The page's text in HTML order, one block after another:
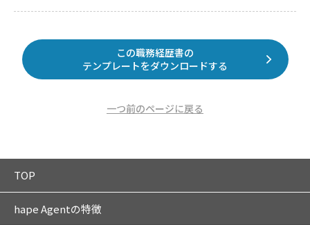
この職務経歴書の
テンプレートをダウンロードする
一つ前のページに戻る
TOP
hape Agentの特徴